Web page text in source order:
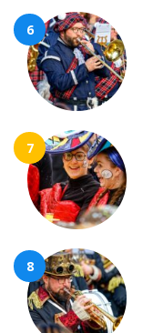
6
7
8